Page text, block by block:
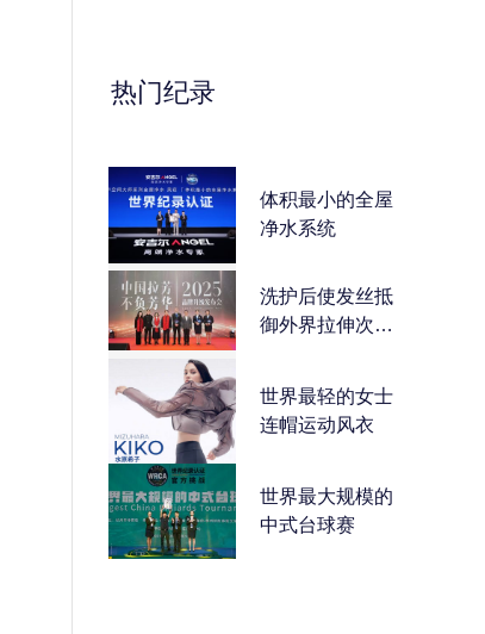
热门纪录
体积最小的全屋
净水系统
洗护后使发丝抵
御外界拉伸次数
世界最轻的女士
连帽运动风衣
世界最大规模的
中式台球赛